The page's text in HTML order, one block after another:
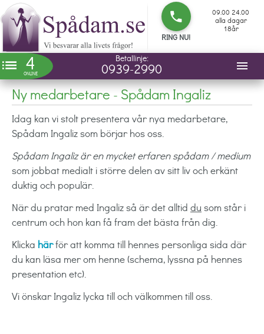
phone
RING NU!
09.00 24.00
alla dagar
18år
list 4
ONLINE
Betallinje:
0939-2990 menu
Ny medarbetare - Spådam Ingaliz
Idag kan vi stolt presentera vår nya medarbetare,
Spådam Ingaliz som börjar hos oss.
Spådam Ingaliz är en mycket erfaren spådam / medium
som jobbat medialt i större delen av sitt liv och erkänt
duktig och populär.
När du pratar med Ingaliz så är det alltid du som står i
centrum och hon kan få fram det bästa från dig.
Klicka härför att komma till hennes personliga sida där
du kan läsa mer om henne (schema, lyssna på hennes
presentation etc).
Vi önskar Ingaliz lycka till och välkommen till oss.